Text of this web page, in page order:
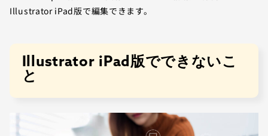
Illustrator iPad版で編集できます。
Illustrator iPad版でできないこ
と